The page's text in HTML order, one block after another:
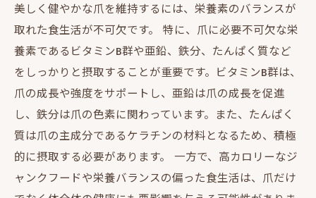
美しく健やかな爪を維持するには、栄養素のバランスが
取れた食生活が不可欠です。 特に、爪に必要不可欠な栄
養素であるビタミンB群や亜鉛、鉄分、たんぱく質など
をしっかりと摂取することが重要です。ビタミンB群は、
爪の成長や強度をサポートし、亜鉛は爪の成長を促進
し、鉄分は爪の色素に関わっています。また、たんぱく
質は爪の主成分であるケラチンの材料となるため、積極
的に摂取する必要があります。 一方で、高カロリーなジ
ャンクフードや栄養バランスの偏った食生活は、爪だけ